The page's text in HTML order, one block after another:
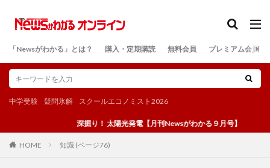
「Newsがわかる」とは？ 購入・定期購読 無料会員 プレミアム会員
中学受験 疑問氷解 スクールエコノミスト2026
深掘り！ 太陽光発電【月刊Newsがわかる９月号】
HOME 知識 (ページ76)
検索